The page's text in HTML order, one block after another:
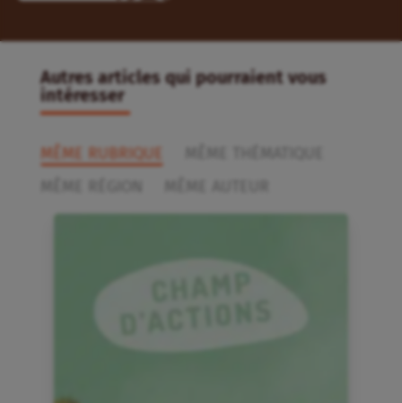
Autres articles qui pourraient vous
intéresser
MÊME RUBRIQUE